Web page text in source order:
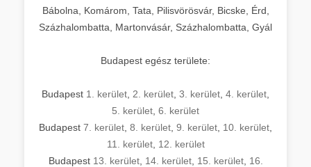
Bábolna, Komárom, Tata, Pilisvörösvár, Bicske, Érd,
Százhalombatta, Martonvásár, Százhalombatta, Gyál
Budapest egész területe:
Budapest 1. kerület 2. kerület 3. kerület 4. kerület
5. kerület 6. kerület
Budapest 7. kerület 8. kerület 9. kerület 10. kerület
11. kerület, 12. kerület
Budapest 13. kerület, 14. kerület, 15. kerület, 16.